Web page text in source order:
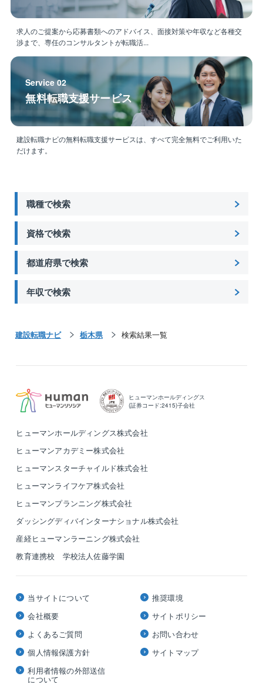
求人のご提案から応募書類へのアドバイス、面接対策や年収など各種交
渉まで、専任のコンサルタントが転職活...
Service 02
無料転職支援サービス
建設転職ナビの無料転職支援サービスは、すべて完全無料でご利用いた
だけます。
職種で検索
資格で検索
都道府県で検索
年収で検索
建設転職ナビ 栃木県 検索結果一覧
ヒューマンホールディングス
(証券コード:2415)子会社
ヒューマンホールディングス株式会社
ヒューマンアカデミー株式会社
ヒューマンスターチャイルド株式会社
ヒューマンライフケア株式会社
ヒューマンプランニング株式会社
ダッシングディバインターナショナル株式会社
産経ヒューマンラーニング株式会社
教育連携校 学校法人佐藤学園
当サイトについて
会社概要
よくあるご質問
個人情報保護方針
利用者情報の外部送信
について
推奨環境
サイトポリシー
お問い合わせ
サイトマップ